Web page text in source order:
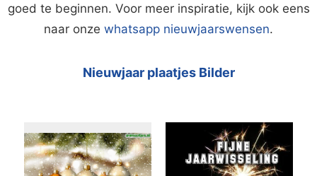
goed te beginnen. Voor meer inspiratie, kijk ook eens
naar onze whatsapp nieuwjaarswensen.
Nieuwjaar plaatjes Bilder